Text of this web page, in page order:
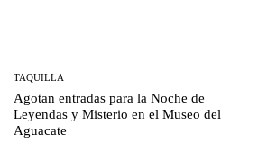
TAQUILLA
Agotan entradas para la Noche de
Leyendas y Misterio en el Museo del
Aguacate